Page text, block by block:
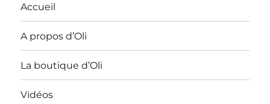
Accueil
A propos d’Oli
La boutique d’Oli
Vidéos